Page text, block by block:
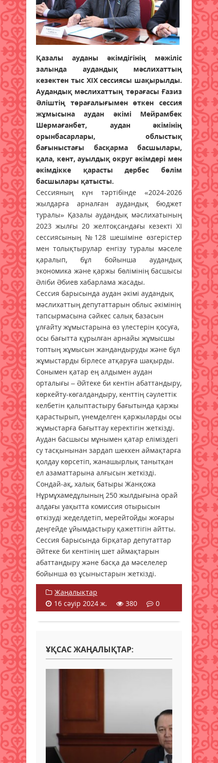
Қазалы ауданы әкімдігінің мәжіліс
залында аудандық мәслихаттың
кезектен тыс ХІХ сессиясы шақырылды.
Аудандық мәслихаттың төрағасы Ғазиз
Әліштің төрағалығымен өткен сессия
жұмысына аудан әкімі Мейрамбек
Шермағанбет, аудан әкімінің
орынбасарлары, облыстық
бағыныстағы басқарма басшылары,
қала, кент, ауылдық округ әкімдері мен
әкімдікке қарасты дербес бөлім
басшылары қатысты.
Сессияның күн тәртібінде «2024-2026
жылдарға арналған аудандық бюджет
туралы» Қазалы аудандық мәслихатының
2023 жылғы 20 желтоқсандағы кезекті XI
сессиясының №128 шешіміне өзгерістер
мен толықтырулар енгізу туралы мәселе
қаралып, бұл бойынша аудандық
экономика және қаржы бөлімінің басшысы
Әліби Әбиев хабарлама жасады.
Сессия барысында аудан әкімі аудандық
мәслихаттың депутаттарын облыс әкімінің
тапсырмасына сәйкес салық базасын
ұлғайту жұмыстарына өз үлестерін қосуға,
осы бағытта құрылған арнайы жұмысшы
топтың жұмысын жандандыруды және бұл
жұмыстарды бірлесе атқаруға шақырды.
Сонымен қатар ең алдымен аудан
орталығы – Әйтеке би кентін абаттандыру,
көркейту-көгалдандыру, кенттің сәулеттік
келбетін қалыптастыру бағытында қаржы
қарастырып, үнемделген қаржыларды осы
жұмыстарға бағыттау керектігін жеткізді.
Аудан басшысы мұнымен қатар еліміздегі
су тасқынынан зардап шеккен аймақтарға
қолдау көрсетіп, жанашырлық танытқан
ел азаматтарына алғысын жеткізді.
Сондай-ақ, халық батыры Жанқожа
Нұрмұхамедұлының 250 жылдығына орай
алдағы уақытта комиссия отырысын
өткізуді жеделдетіп, мерейтойды жоғары
деңгейде ұйымдастыру қажеттігін айтты.
Сессия барысында бірқатар депутаттар
Әйтеке би кентінің шет аймақтарын
абаттандыру және басқа да мәселелер
бойынша өз ұсыныстарын жеткізді.
Жаңалықтар
16 сәуір 2024 ж.
380 0
ҰҚСАС ЖАҢАЛЫҚТАР: